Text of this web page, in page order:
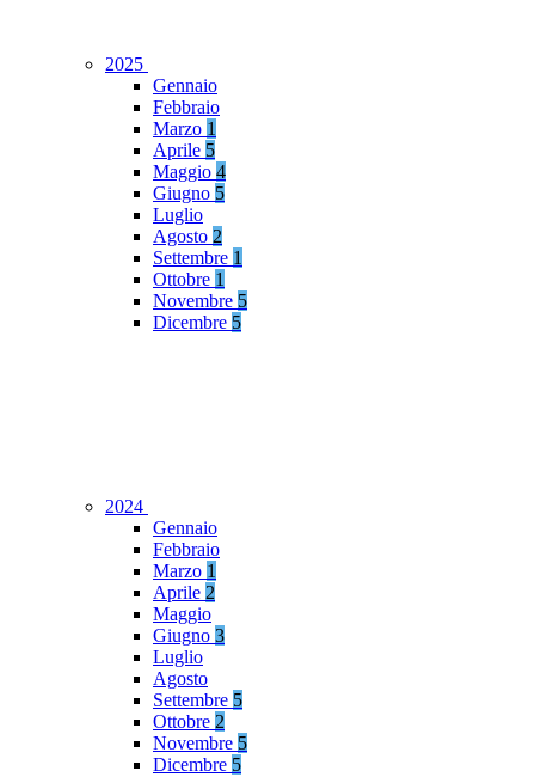
2025
Gennaio
Febbraio
Marzo 1
Aprile 5
Maggio 4
Giugno 5
Luglio
Agosto 2
Settembre 1
Ottobre 1
Novembre 5
Dicembre 5
2024
Gennaio
Febbraio
Marzo 1
Aprile 2
Maggio
Giugno 3
Luglio
Agosto
Settembre 5
Ottobre 2
Novembre 5
Dicembre 5